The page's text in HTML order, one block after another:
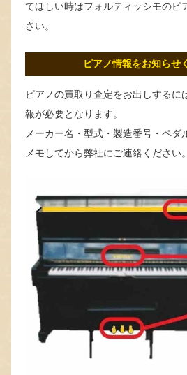
てほしい時はフォルティッシモのピ
さい。
ピアノ情報をお知らせ
ピアノの買取り査定をお出しするに
報が必要となります。
メーカー名・型式・製造番号・ペダ
メモしてから弊社にご連絡ください。